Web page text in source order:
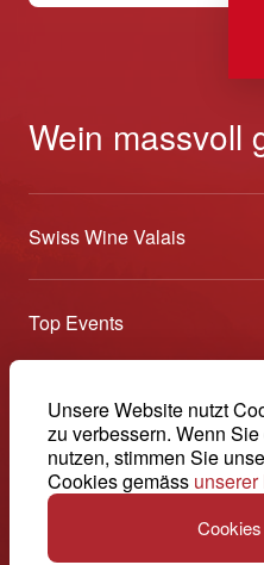
Unsere Website nutzt
zu verbessern. Wenn
nutzen, stimmen Sie
Cookies gemäss
Wein massvoll
Swiss Wine Valais
Über uns
Allgemeine
Medien
Kontakt
Top Events
Offene Weinkeller
Tavolata
Sélection (Ergebnisse)
Swiss Wine Valais - Avenue
Conthey - Suisse
© 2026, Swiss Wine Valais